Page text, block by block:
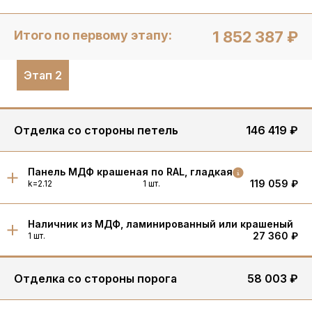
Итого по первому этапу: 1 852 387 ₽
Этап 2
Отделка со стороны петель 146 419 ₽
Панель МДФ крашеная по RAL, гладкая
k=2.12 1 шт. 119 059 ₽
Наличник из МДФ, ламинированный или крашеный
1 шт. 27 360 ₽
Отделка со стороны порога 58 003 ₽